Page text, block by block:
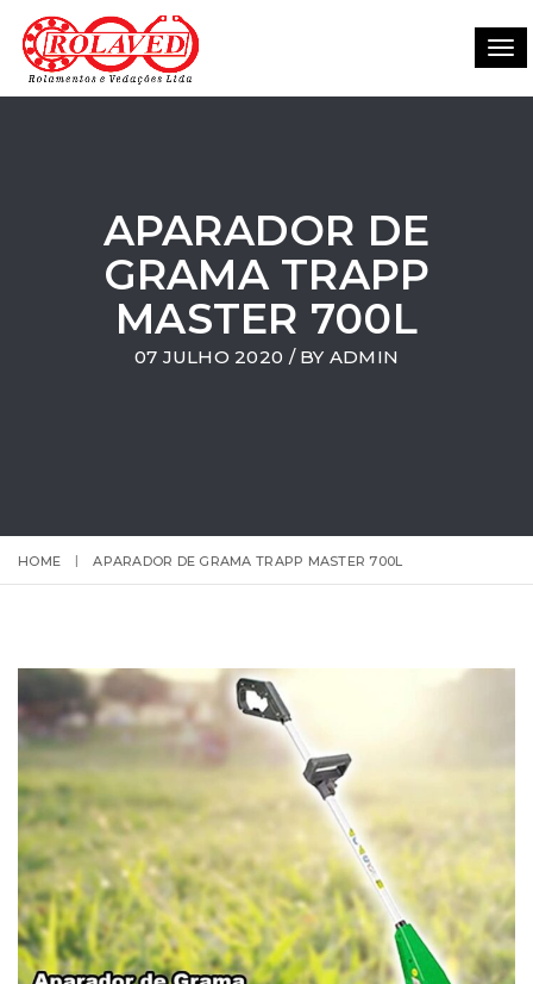
APARADOR DE
GRAMA TRAPP
MASTER 700L
07 JULHO 2020 / BY ADMIN
HOME APARADOR DE GRAMA TRAPP MASTER 700L